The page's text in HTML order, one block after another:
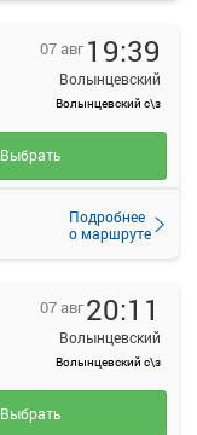
07 авг 19:39
Волынцевский
Волынцевский с\з
Подробнее
о маршруте
Выбрать
07 авг20:11
Волынцевский
Волынцевский с\з
Выбрать